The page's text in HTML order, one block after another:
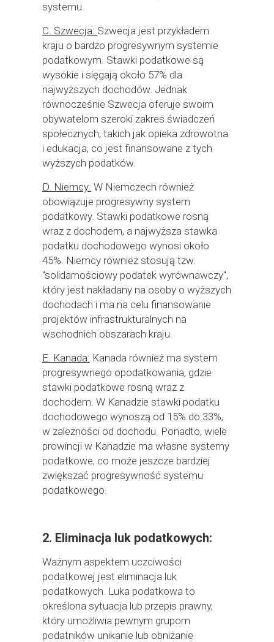
systemu.
C. Szwecja: Szwecja jest przykładem
kraju o bardzo progresywnym systemie
podatkowym. Stawki podatkowe są
wysokie i sięgają około 57% dla
najwyższych dochodów. Jednak
równocześnie Szwecja oferuje swoim
obywatelom szeroki zakres świadczeń
społecznych, takich jak opieka zdrowotna
i edukacja, co jest finansowane z tych
wyższych podatków.
D. Niemcy: W Niemczech również
obowiązuje progresywny system
podatkowy. Stawki podatkowe rosną
wraz z dochodem, a najwyższa stawka
podatku dochodowego wynosi około
45%. Niemcy również stosują tzw.
"solidarnościowy podatek wyrównawczy",
który jest nakładany na osoby o wyższych
dochodach i ma na celu finansowanie
projektów infrastrukturalnych na
wschodnich obszarach kraju.
E. Kanada: Kanada również ma system
progresywnego opodatkowania, gdzie
stawki podatkowe rosną wraz z
dochodem. W Kanadzie stawki podatku
dochodowego wynoszą od 15% do 33%,
w zależności od dochodu. Ponadto, wiele
prowincji w Kanadzie ma własne systemy
podatkowe, co może jeszcze bardziej
zwiększać progresywność systemu
podatkowego.
2. Eliminacja luk podatkowych:
Ważnym aspektem uczciwości
podatkowej jest eliminacja luk
podatkowych. Luka podatkowa to
określona sytuacja lub przepis prawny,
który umożliwia pewnym grupom
podatników unikanie lub obniżanie